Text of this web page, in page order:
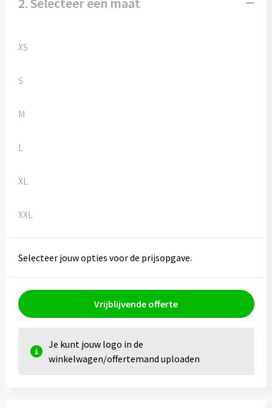
Kledingaccessoires
XS
S
M
L
XL
XXL
Selecteer jouw opties voor de prijsopgave.
Vrijblijvende offerte
Je kunt jouw logo in de
winkelwagen/offertemand uploaden